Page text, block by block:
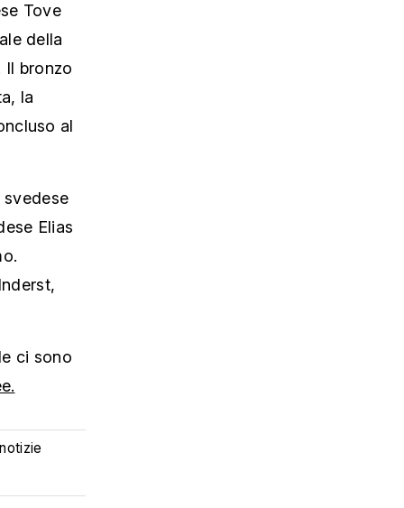
Tove
della
Il bronzo
la
al
Elias
ci sono